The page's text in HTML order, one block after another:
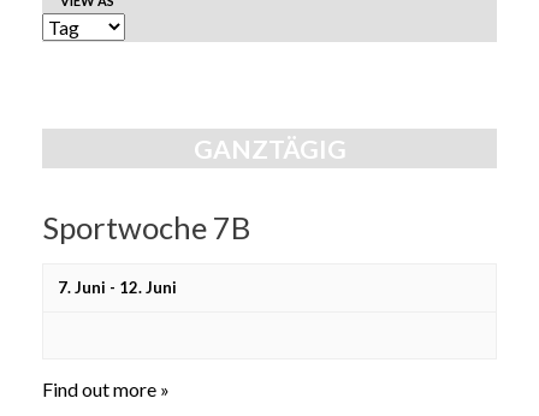
Ansichten,
VERANSTALTUNG
ANSICHTEN-
GANZTÄGIG
Sportwoche 7B
7. Juni - 12. Juni
Find out more »